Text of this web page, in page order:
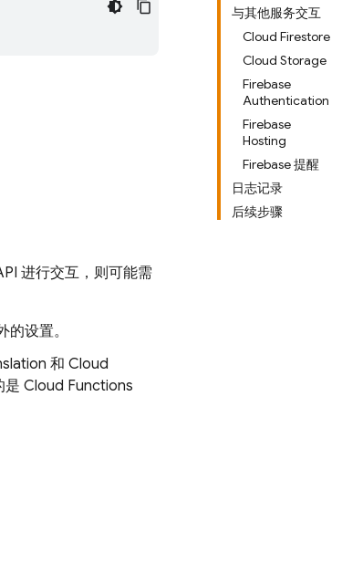
与其他服务交互
Cloud Firestore
Cloud Storage
Firebase
Authentication
Firebase
Hosting
Firebase 提醒
日志记录
后续步骤
进行交互，则可能需
的设置。
和 Cloud
是 Cloud Functions